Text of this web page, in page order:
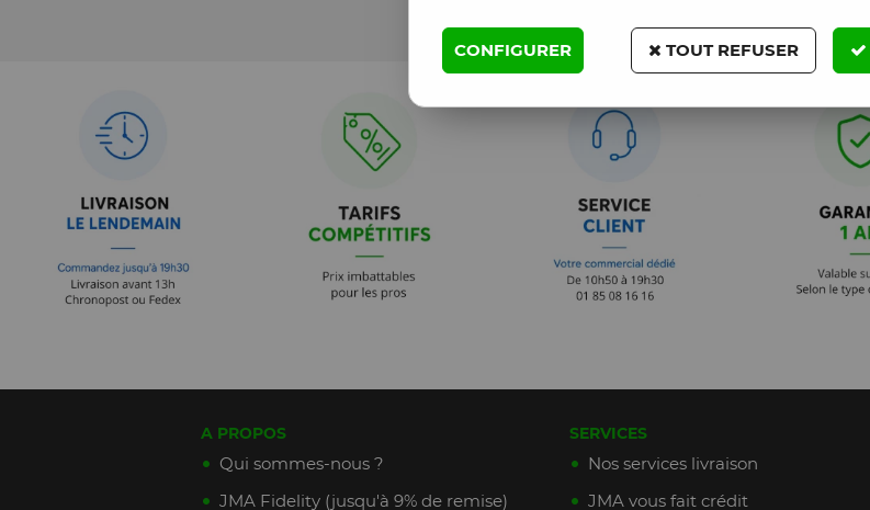
A PROPOS
Qui sommes-nous ?
JMA Fidelity (jusqu'à 9% de remise)
SERVICES
Nos services livraison
JMA vous fait crédit
CONFIGURER TOUT REFUSER